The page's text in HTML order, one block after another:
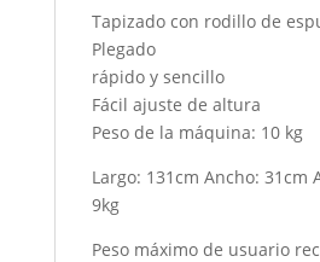
Tapizado con rodillo de
Plegado
rápido y sencillo
Fácil ajuste de altura
Peso de la máquina: 10 kg
Largo: 131cm Ancho: 31cm
9kg
Peso máximo de usuario